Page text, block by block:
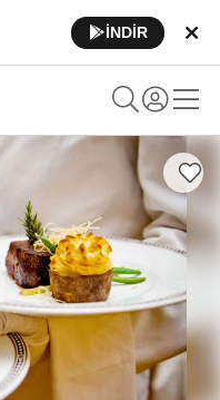
İNDİR